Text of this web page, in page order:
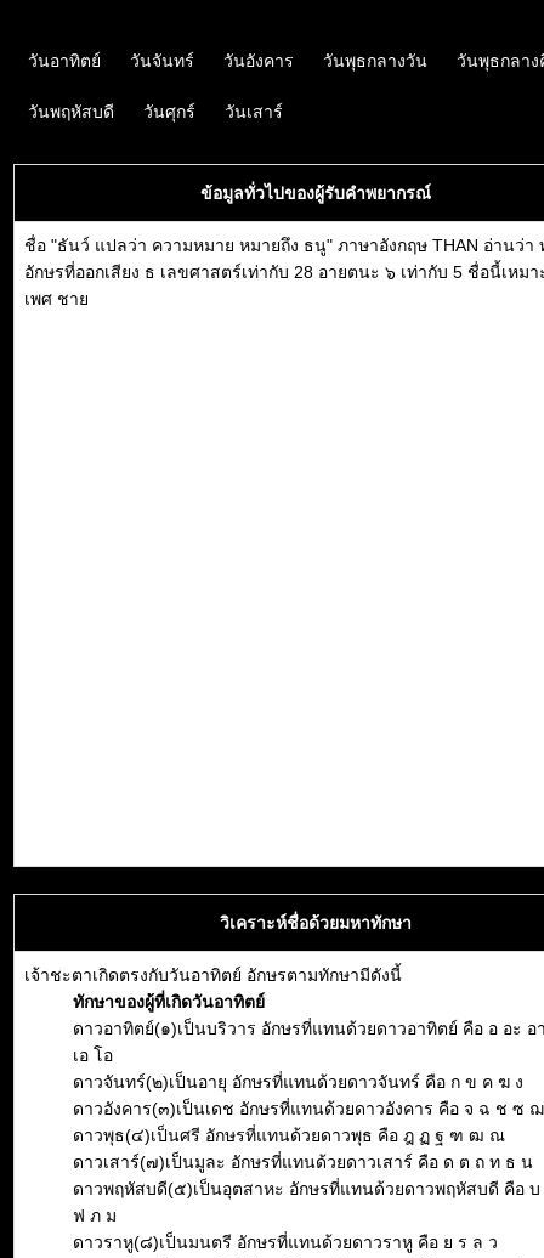
วันอาทิตย์ วันจันทร์ วันอังคาร วันพุธกลางวัน วันพุธกลา
วันพฤหัสบดี วันศุกร์ วันเสาร์
ข้อมูลทั่วไปของผู้รับคำพยากรณ์
ชื่อ "ธันว์ แปลว่า ความหมาย หมายถึง ธนู" ภาษาอังกฤษ THAN อ่านว่า
อักษรที่ออกเสียง ธ เลขศาสตร์เท่ากับ 28 อายตนะ ๖ เท่ากับ 5 ชื่อนี้เหม
เพศ ชาย
วิเคราะห์ชื่อด้วยมหาทักษา
เจ้าชะตาเกิดตรงกับวันอาทิตย์ อักษรตามทักษามีดังนี้
ทักษาของผู้ที่เกิดวันอาทิตย์
ดาวอาทิตย์(๑)เป็นบริวาร อักษรที่แทนด้วยดาวอาทิตย์ คือ อ อะ อ
เอ โอ
ดาวจันทร์(๒)เป็นอายุ อักษรที่แทนด้วยดาวจันทร์ คือ ก ข ค ฆ ง
ดาวอังคาร(๓)เป็นเดช อักษรที่แทนด้วยดาวอังคาร คือ จ ฉ ช ซ
ดาวพุธ(๔)เป็นศรี อักษรที่แทนด้วยดาวพุธ คือ ฎ ฏ ฐ ฑ ฒ ณ
ดาวเสาร์(๗)เป็นมูละ อักษรที่แทนด้วยดาวเสาร์ คือ ด ต ถ ท ธ น
ดาวพฤหัสบดี(๕)เป็นอุตสาหะ อักษรที่แทนด้วยดาวพฤหัสบดี คือ บ
ฟ ภ ม
ดาวราหู(๘)เป็นมนตรี อักษรที่แทนด้วยดาวราหู คือ ย ร ล ว